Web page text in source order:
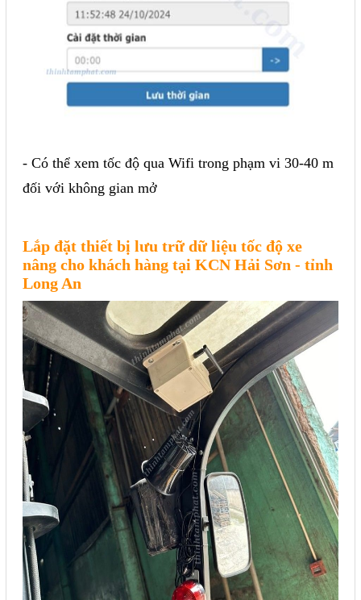
- Có thể xem tốc độ qua Wifi trong phạm vi 30-40 m
đối với không gian mở
Lắp đặt thiết bị lưu trữ dữ liệu tốc độ xe
nâng cho khách hàng tại KCN Hải Sơn - tỉnh
Long An